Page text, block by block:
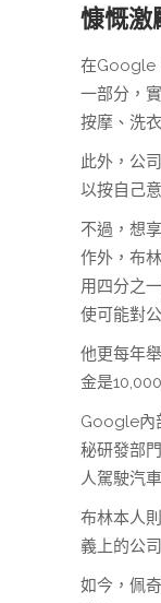
慷慨激
在Google
一部分，
按摩、洗
此外，公
以按自己
不過，想
作外，布
用四分之
使可能對
他更每年
金是
Google內
秘研發部
人駕駛汽
布林本人
義上的公
如今，佩